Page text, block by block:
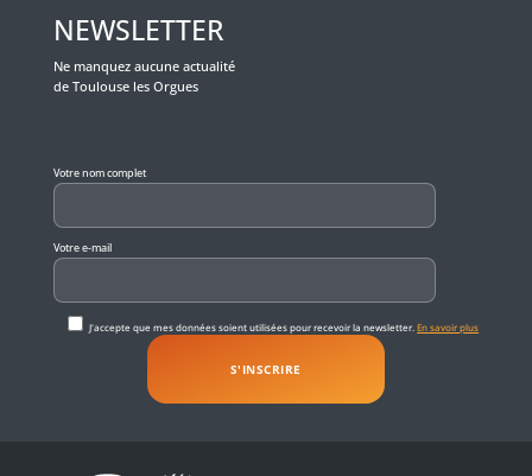
NEWSLETTER
Ne manquez aucune actualité
de Toulouse les Orgues
Votre nom complet
Votre e-mail
J'accepte que mes données soient utilisées pour recevoir la newsletter.En savoir plus